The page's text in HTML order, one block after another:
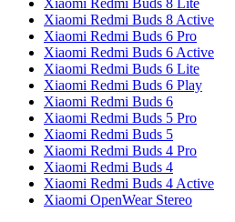
Xiaomi Redmi Buds 8 Lite
Xiaomi Redmi Buds 8 Active
Xiaomi Redmi Buds 6 Pro
Xiaomi Redmi Buds 6 Active
Xiaomi Redmi Buds 6 Lite
Xiaomi Redmi Buds 6 Play
Xiaomi Redmi Buds 6
Xiaomi Redmi Buds 5 Pro
Xiaomi Redmi Buds 5
Xiaomi Redmi Buds 4 Pro
Xiaomi Redmi Buds 4
Xiaomi Redmi Buds 4 Active
Xiaomi OpenWear Stereo